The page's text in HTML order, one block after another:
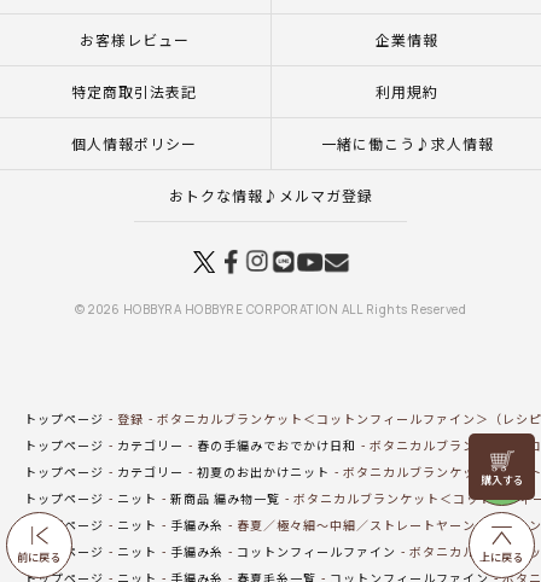
前に戻る
リリヤン
フェア
上に戻る
お客様レビュー 企業情報
特定商取引法表記 利用規約
個人情報ポリシー 一緒に働こう♪求人情報
おトクな情報♪メルマガ登録
© 2026 HOBBYRA HOBBYRE CORPORATION ALL Rights Reserved
トップページ 登録
ボタニカルブランケット＜コットンフィールファイン＞（レシ
トップページ
カテゴリー 春の手編みでおでかけ日和
ボタニカルブランケット＜
トップページ
カテゴリー 初夏のお出かけニット
ボタニカルブランケット＜コッ
トップページ
ニット 新商品 編み物一覧
ボタニカルブランケット＜コットンフィ
トップページ
ニット 手編み糸 春夏／極々細～中細／ストレートヤーン
コット
トップページ
ニット 手編み糸 コットンフィールファイン
ボタニカルブランケ
トップページ
ニット 手編み糸 春夏毛糸一覧 コットンフィールファイン ボタ